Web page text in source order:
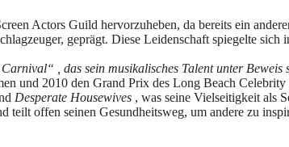
Actors Guild hervorzuheben, da bereits ein
geprägt. Diese Leidenschaft spiegelte
Carnival“ , das sein musikalisches Talent unter Beweis
und 2010 den Grand Prix des Long Beach Celebrity
Desperate Housewives , was seine Vielseitigkeit als
teilt offen seinen Gesundheitsweg, um andere zu